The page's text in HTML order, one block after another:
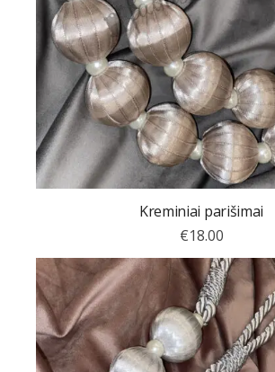
Kreminiai parišimai
€18.00